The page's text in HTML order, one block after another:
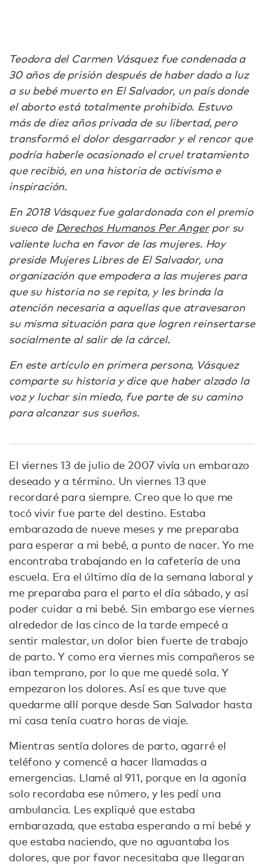
Teodora del Carmen Vásquez fue condenada a
30 años de prisión después de haber dado a luz
a su bebé muerto en El Salvador, un país donde
el aborto está totalmente prohibido. Estuvo
más de diez años privada de su libertad, pero
transformó el dolor desgarrador y el rencor que
podría haberle ocasionado el cruel tratamiento
que recibió, en una historia de activismo e
inspiración.
En 2018 Vásquez fue galardonada con el premio
sueco de Derechos Humanos Per Angerpor su
valiente lucha en favor de las mujeres. Hoy
preside Mujeres Libres de El Salvador, una
organización que empodera a las mujeres para
que su historia no se repita, y les brinda la
atención necesaria a aquellas que atravesaron
su misma situación para que logren reinsertarse
socialmente al salir de la cárcel.
En este artículo en primera persona, Vásquez
comparte su historia y dice que haber alzado la
voz y luchar sin miedo, fue parte de su camino
para alcanzar sus sueños.
El viernes 13 de julio de 2007 vivía un embarazo
deseado y a término. Un viernes 13 que
recordaré para siempre. Creo que lo que me
tocó vivir fue parte del destino. Estaba
embarazada de nueve meses y me preparaba
para esperar a mi bebé, a punto de nacer. Yo me
encontraba trabajando en la cafetería de una
escuela. Era el último día de la semana laboral y
me preparaba para el parto el día sábado, y así
poder cuidar a mi bebé. Sin embargo ese viernes
alrededor de las cinco de la tarde empecé a
sentir malestar, un dolor bien fuerte de trabajo
de parto. Y como era viernes mis compañeros se
iban temprano, por lo que me quedé sola. Y
empezaron los dolores. Así es que tuve que
quedarme allí porque desde San Salvador hasta
mi casa tenía cuatro horas de viaje.
Mientras sentía dolores de parto, agarré el
teléfono y comencé a hacer llamadas a
emergencias. Llamé al 911, porque en la agonía
solo recordaba ese número, y les pedí una
ambulancia. Les expliqué que estaba
embarazada, que estaba esperando a mi bebé y
que estaba naciendo, que no aguantaba los
dolores, que por favor necesitaba que llegaran